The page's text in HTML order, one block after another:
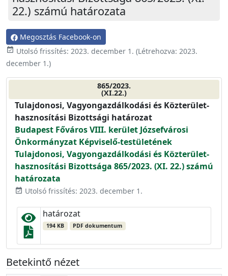
22.) számú határozata
Megosztás Facebook-on
event_available Utolsó frissítés: 2023. december 1. (Létrehozva: 2023.
december 1.)
865/2023.
(XI.22.)
Tulajdonosi, Vagyongazdálkodási és Közterület-
hasznosítási Bizottsági határozat
Budapest Főváros VIII. kerület Józsefvárosi
Önkormányzat Képviselő-testületének
Tulajdonosi, Vagyongazdálkodási és Közterület-
hasznosítási Bizottsága 865/2023. (XI. 22.) számú
határozata
event_available Utolsó frissítés: 2023. december 1.
határozat
194 KB PDF dokumentum
Betekintő nézet